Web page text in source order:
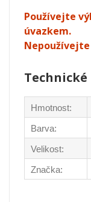
Používejte
úvazkem.
Hmotnost:
Barva:
Velikost:
Značka: